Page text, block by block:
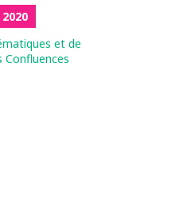
et de